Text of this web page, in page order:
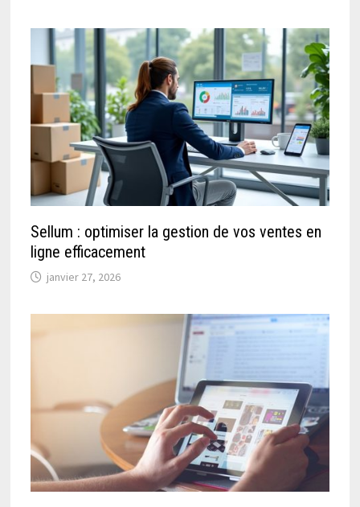
Sellum : optimiser la gestion de vos ventes en
ligne efficacement
janvier 27, 2026